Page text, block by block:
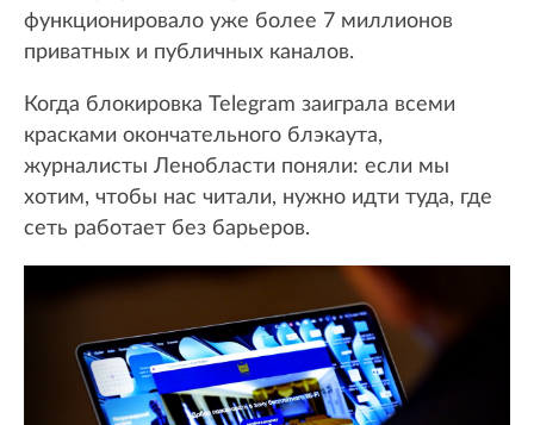
функционировало уже более 7 миллионов
приватных и публичных каналов.
Когда блокировка Telegram заиграла всеми
красками окончательного блэкаута,
журналисты Ленобласти поняли: если мы
хотим, чтобы нас читали, нужно идти туда, где
сеть работает без барьеров.